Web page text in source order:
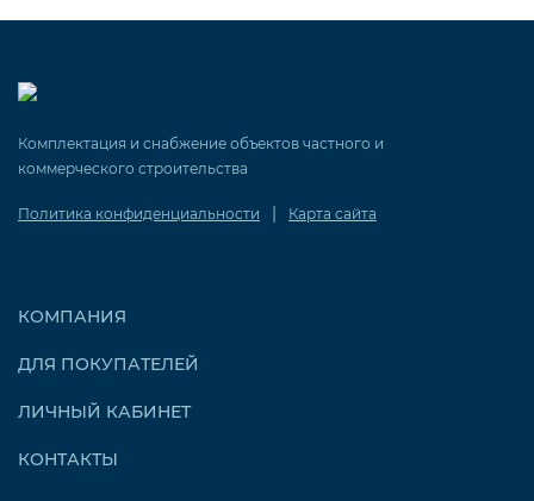
Комплектация и снабжение объектов частного и
коммерческого строительства
Политика конфиденциальности | Карта сайта
КОМПАНИЯ
ДЛЯ ПОКУПАТЕЛЕЙ
ЛИЧНЫЙ КАБИНЕТ
КОНТАКТЫ